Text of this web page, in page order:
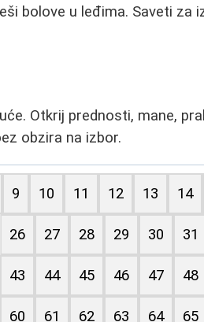
bolove u leđima. Saveti za
Otkrij prednosti, mane,
obzira na izbor.
9 10 11 12 13 14
26 27 28 29 30 31
43 44 45 46 47 48
60 61 62 63 64 65